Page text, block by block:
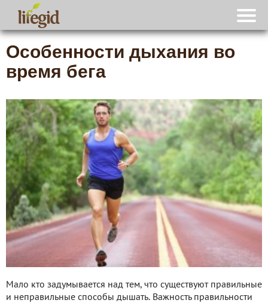
Особенности дыхания во
время бега
Мало кто задумывается над тем, что существуют правильные
и неправильные способы дышать. Важность правильности